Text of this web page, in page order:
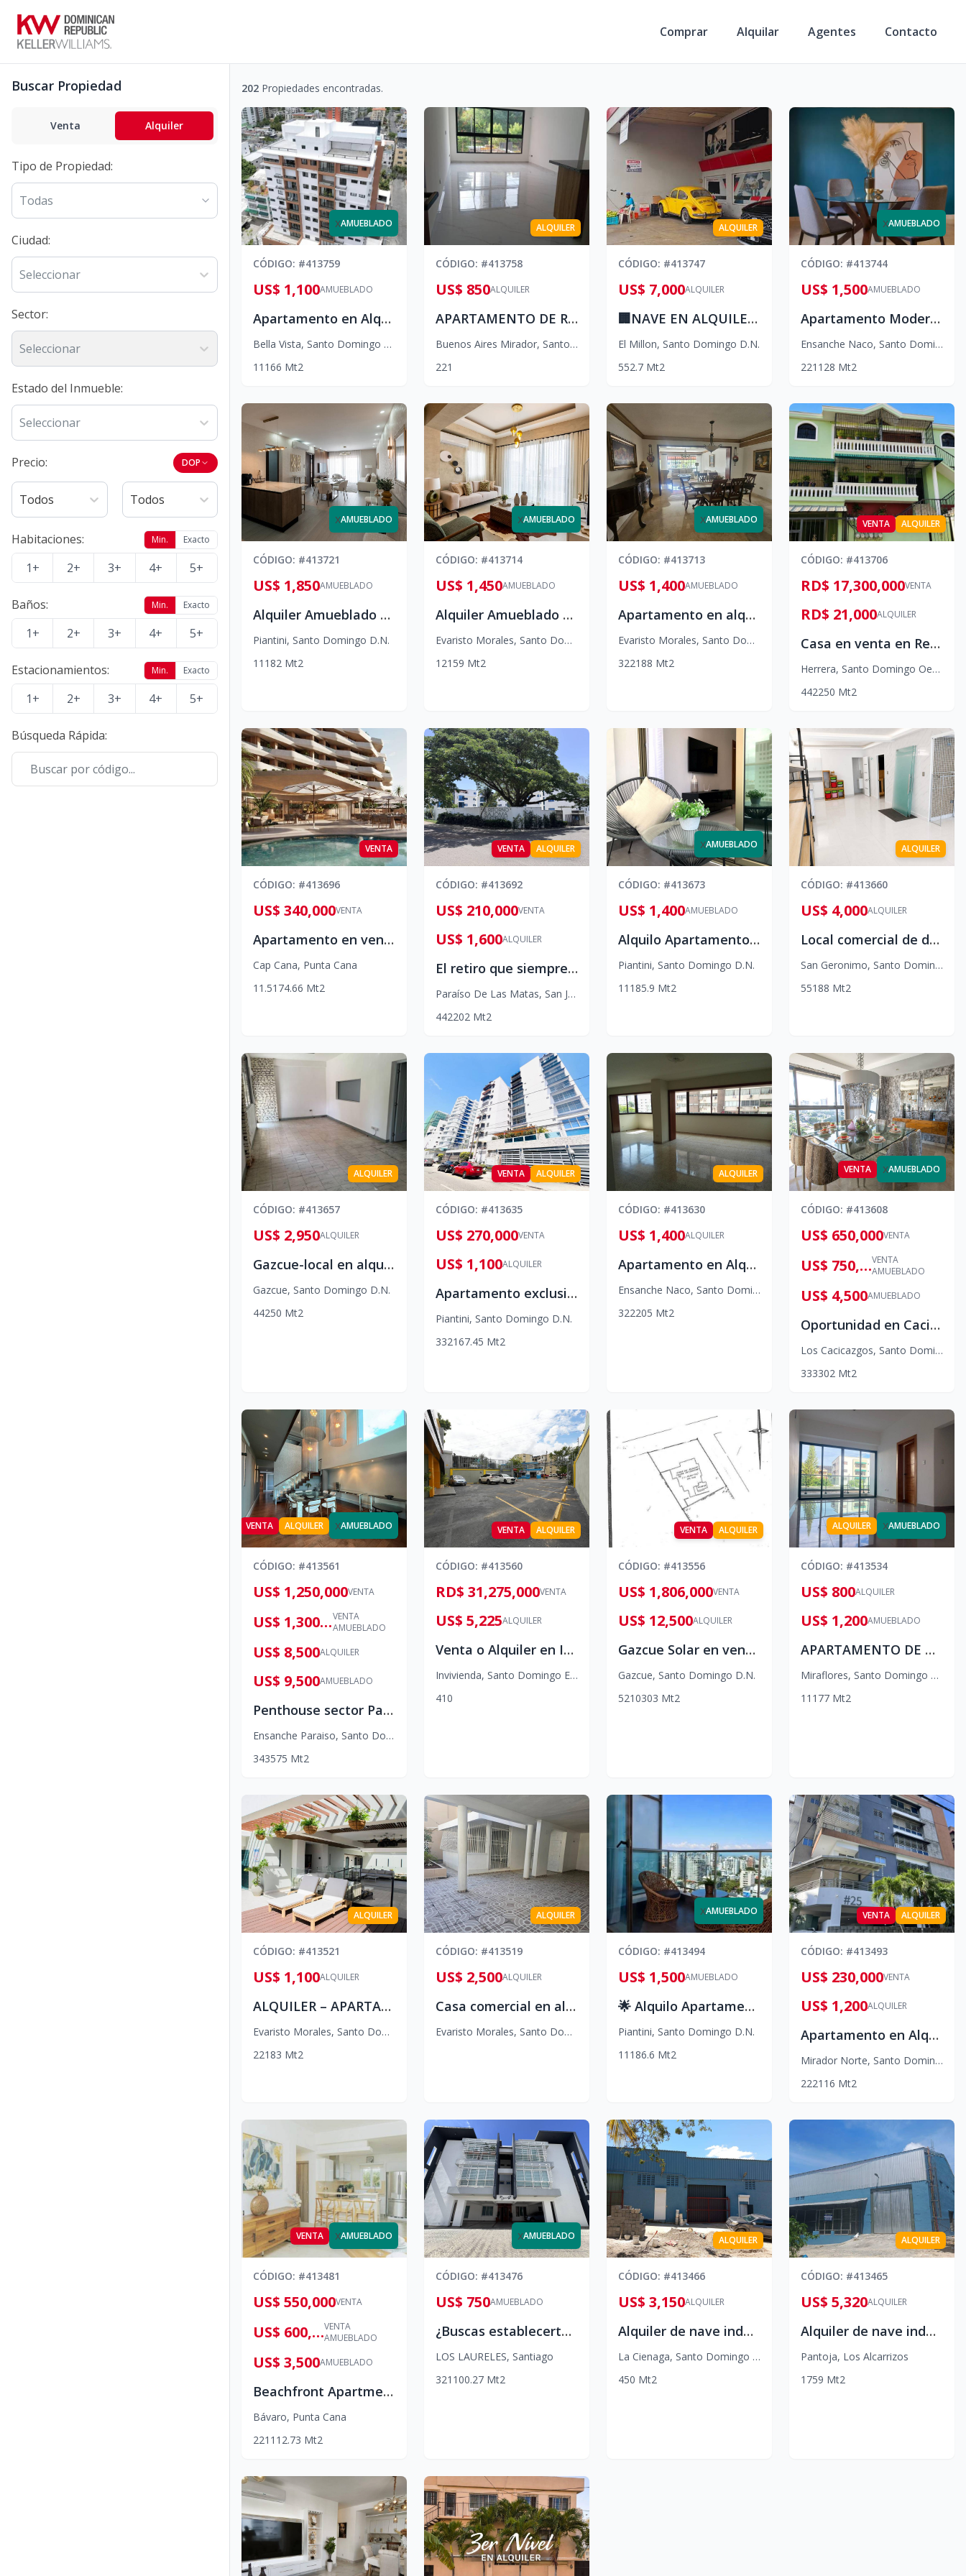
Comprar Alquilar Agentes Contacto
Buscar Propiedad
Venta Alquiler
Tipo de Propiedad:
Todas
Ciudad:
Seleccionar
Sector:
Seleccionar
Estado del Inmueble:
Seleccionar
Precio: DOP
Todos Todos
Habitaciones: Min. Exacto
1+ 2+ 3+ 4+ 5+
Baños: Min. Exacto
1+ 2+ 3+ 4+ 5+
Estacionamientos: Min. Exacto
1+ 2+ 3+ 4+ 5+
Búsqueda Rápida:
202 Propiedades encontradas.
xAMUEBLADO
CÓDIGO: #413759
AMUEBLADO
US$ 1,100
Apartamento en Alquiler | Bella Vista, Santo Domingo
Bella Vista, Santo Domingo D.N.
1 1 166 Mt2
ALQUILER
CÓDIGO: #413758
ALQUILER
US$ 850
APARTAMENTO DE RENTA
Buenos Aires Mirador, Santo Domingo D.N.
221
ALQUILER
CÓDIGO: #413747
ALQUILER
US$ 7,000
🏢NAVE EN ALQUILER – AV. NÚÑEZ DE CÁCERES
El Millon, Santo Domingo D.N.
552.7 Mt2
xAMUEBLADO
CÓDIGO: #413744
AMUEBLADO
US$ 1,500
Apartamento Moderno
Ensanche Naco, Santo Domingo D.N.
221 128 Mt2
xAMUEBLADO
CÓDIGO: #413721
AMUEBLADO
US$ 1,850
Alquiler Amueblado Apartamento de 1 habitación en Piantini
Piantini, Santo Domingo D.N.
1 1 182 Mt2
xAMUEBLADO
CÓDIGO: #413714
AMUEBLADO
US$ 1,450
Alquiler Amueblado De Apartamento de 1 habitación amueblado en Evaristo Morales
Evaristo Morales, Santo Domingo D.N.
1 21 59 Mt2
xAMUEBLADO
CÓDIGO: #413713
AMUEBLADO
US$ 1,400
Apartamento en alquiler amueblado, Evaristo Morales
Evaristo Morales, Santo Domingo D.N.
322188 Mt2
VENTA ALQUILER
CÓDIGO: #413706
VENTA
RD$ 17,300,000
ALQUILER
RD$ 21,000
Casa en venta en Reparto Rosa, más apartamento en alquiler
Herrera, Santo Domingo Oeste
442250 Mt2
VENTA
CÓDIGO: #413696
VENTA
US$ 340,000
Apartamento en venta en Punta Cana, Wave Garden
Cap Cana, Punta Cana
1 1.51 74.66 Mt2
VENTA ALQUILER
CÓDIGO: #413692
VENTA
US$ 210,000
ALQUILER
US$ 1,600
El retiro que siempre imaginaste, rodeado de naturaleza y bienestar encuentralo en SAJOMA
Paraíso De Las Matas, San José De Las Matas
442202 Mt2
xAMUEBLADO
CÓDIGO: #413673
AMUEBLADO
US$ 1,400
Alquilo Apartamento Amueblado de Lujo con Balcón en Torre Premium – 1 Habitación | US$1,400
Piantini, Santo Domingo D.N.
1 1 185.9 Mt2
ALQUILER
CÓDIGO: #413660
ALQUILER
US$ 4,000
Local comercial de dos niveles en Alquiler, Avenida Olof Palme, San Geronimo
San Geronimo, Santo Domingo D.N.
55188 Mt2
ALQUILER
CÓDIGO: #413657
ALQUILER
US$ 2,950
Gazcue-local en alquiler
Gazcue, Santo Domingo D.N.
44250 Mt2
VENTA ALQUILER
CÓDIGO: #413635
VENTA
US$ 270,000
ALQUILER
US$ 1,100
Apartamento exclusivo en torre Saratoga-Piantini- zona premium, alta demanda y estilo de vida
Piantini, Santo Domingo D.N.
332167.45 Mt2
ALQUILER
CÓDIGO: #413630
ALQUILER
US$ 1,400
Apartamento en Alquiler en Naco | Santo Domingo
Ensanche Naco, Santo Domingo D.N.
322205 Mt2
VENTA xAMUEBLADO
CÓDIGO: #413608
VENTA
US$ 650,000
VENTA
AMUEBLADO
US$ 750,000
AMUEBLADO
US$ 4,500
Oportunidad en Cacicazgo
Los Cacicazgos, Santo Domingo D.N.
333302 Mt2
VENTA ALQUILER xAMUEBLADO
CÓDIGO: #413561
VENTA
US$ 1,250,000
VENTA
AMUEBLADO
US$ 1,300,000
ALQUILER
US$ 8,500
AMUEBLADO
US$ 9,500
Penthouse sector Paraiso
Ensanche Paraiso, Santo Domingo D.N.
343575 Mt2
VENTA ALQUILER
CÓDIGO: #413560
VENTA
RD$ 31,275,000
ALQUILER
US$ 5,225
Venta o Alquiler en Invivienda – Local comercial con Nave industrial lista para operar
Invivienda, Santo Domingo Este
410
VENTA ALQUILER
CÓDIGO: #413556
VENTA
US$ 1,806,000
ALQUILER
US$ 12,500
Gazcue Solar en venta y alquiler
Gazcue, Santo Domingo D.N.
5210303 Mt2
ALQUILER xAMUEBLADO
CÓDIGO: #413534
ALQUILER
US$ 800
AMUEBLADO
US$ 1,200
APARTAMENTO DE ALQUILER
Miraflores, Santo Domingo D.N.
1 1 1 77 Mt2
ALQUILER
CÓDIGO: #413521
ALQUILER
US$ 1,100
ALQUILER – APARTAMENTO EVARISTO MORALES
Evaristo Morales, Santo Domingo D.N.
22183 Mt2
ALQUILER
CÓDIGO: #413519
ALQUILER
US$ 2,500
Casa comercial en alquiler, Evaristo Morales.
Evaristo Morales, Santo Domingo D.N.
xAMUEBLADO
CÓDIGO: #413494
AMUEBLADO
US$ 1,500
🌟 Alquilo Apartamento Amueblado de Lujo con Balcón en Torre Premium
Piantini, Santo Domingo D.N.
1 1 186.6 Mt2
VENTA ALQUILER
CÓDIGO: #413493
VENTA
US$ 230,000
ALQUILER
US$ 1,200
Apartamento en Alquiler y/o venta– Mirador Norte, DN
Mirador Norte, Santo Domingo D.N.
222116 Mt2
VENTA xAMUEBLADO
CÓDIGO: #413481
VENTA
US$ 550,000
VENTA
AMUEBLADO
US$ 600,000
AMUEBLADO
US$ 3,500
Beachfront Apartment
Bávaro, Punta Cana
221 112.73 Mt2
xAMUEBLADO
CÓDIGO: #413476
AMUEBLADO
US$ 750
¿Buscas establecerte en Santiago y odias las mudanzas? 👀
LOS LAURELES, Santiago
321 100.27 Mt2
ALQUILER
CÓDIGO: #413466
ALQUILER
US$ 3,150
Alquiler de nave industrial en La Cienaga
La Cienaga, Santo Domingo Oeste
450 Mt2
ALQUILER
CÓDIGO: #413465
ALQUILER
US$ 5,320
Alquiler de nave industrial en Pantoja
Pantoja, Los Alcarrizos
1 759 Mt2